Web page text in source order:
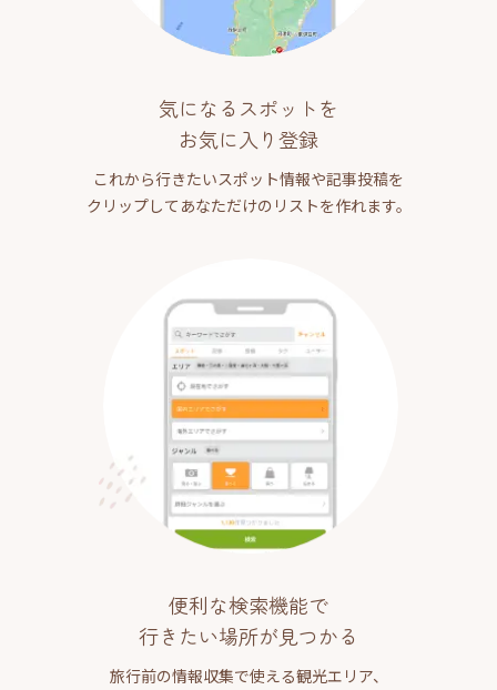
気になるスポットを
お気に入り登録
これから行きたいスポット情報や記事投稿を
クリップしてあなただけのリストを作れます。
便利な検索機能で
行きたい場所が見つかる
旅行前の情報収集で使える観光エリア、